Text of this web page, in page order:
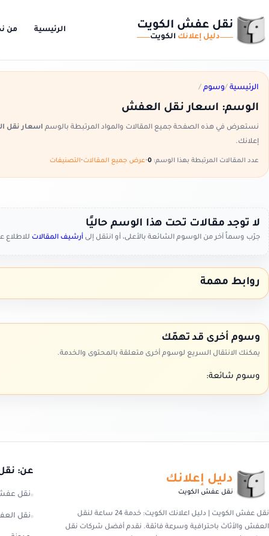
نقل عفش الكويت
دليل إعلانك الكويت
الرئيسية من
الرئيسية /وسوم /
الوسم: اسعار نقل العفش
نستعرض في هذه الصفحة جميع المقالات والمواد المرتبطة بالوسم اسعار نقل
إعلانك.
عدد المقالات المرتبطة بهذا الوسم: •عرض جميع المقالات•التصنيفات
لا توجد مقالات تحت هذا الوسم حاليًا
جرّب وسماً آخر من الوسوم الشائعة بالأعلى، أو انتقل إلى أرشيف المقالات للاطلاع
روابط مهمة
وسوم أخرى قد تهمّك
يمكنك الانتقال السريع لوسوم أخرى متعلقة بالمحتوى والخدمة.
وسوم شائعة:
دليل إعلانك
نقل عفش الكويت
نقل عفش الكويت | دليل اعلانك الكويت: خدمة 24 ساعة لنقل
العفش والأثاث باحترافية وسرعة فائقة. نقدم أفضل شركات نقل
عن:
نقل
نقل